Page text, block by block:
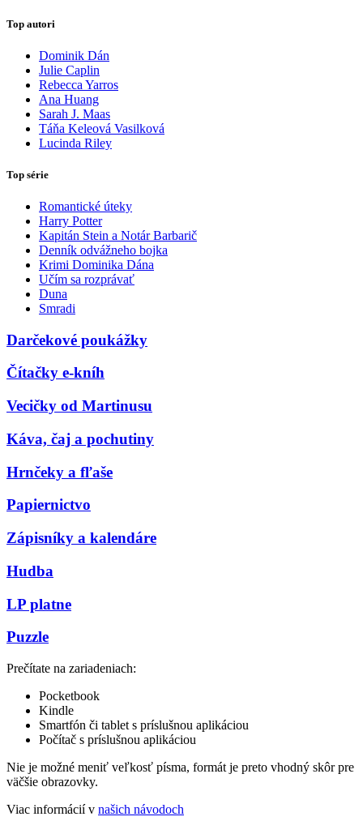
Top autori
Dominik Dán
Julie Caplin
Rebecca Yarros
Ana Huang
Sarah J. Maas
Táňa Keleová Vasilková
Lucinda Riley
Top série
Romantické úteky
Harry Potter
Kapitán Stein a Notár Barbarič
Denník odvážneho bojka
Krimi Dominika Dána
Učím sa rozprávať
Duna
Smradi
Darčekové poukážky
Čítačky e-kníh
Vecičky od Martinusu
Káva, čaj a pochutiny
Hrnčeky a fľaše
Papiernictvo
Zápisníky a kalendáre
Hudba
LP platne
Puzzle
Prečítate na zariadeniach:
Pocketbook
Kindle
Smartfón či tablet s príslušnou aplikáciou
Počítač s príslušnou aplikáciou
Nie je možné meniť veľkosť písma, formát je preto vhodný skôr pre
väčšie obrazovky.
Viac informácií v našich návodoch